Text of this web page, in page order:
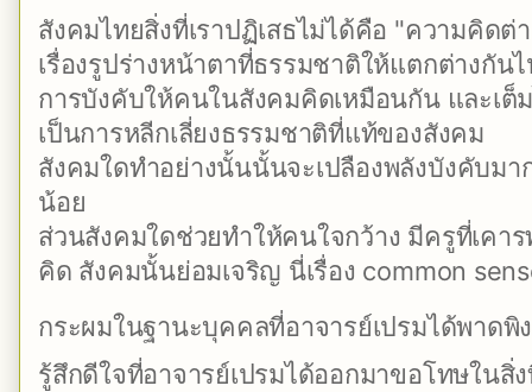
สังคมไทยสิ่งที่เราปฏิเสธไม่ได้คือ "ความคิด
เรื่องรูปร่างหน้าตาที่ธรรมชาติให้แตกต่างกัน
การบังคับให้คนในสังคมคิดเหมือนกัน และเต็
เป็นการหลีกเลี่ยงธรรมชาติที่แท้ของสังคม
สังคมใดทำอย่างนั้นนั้นจะเปลืองพลังบังคับม
น้อย
ส่วนสังคมใดช่วยทำให้คนใจกว้าง มีครูที่เคา
คิด สังคมนั้นย่อมเจริญ นี่เรื่อง common
กระผมในฐานะบุคคลที่อาจารย์เปรมได้พาดพิง
รู้สึกดีใจที่อาจารย์เปรมได้ออกมาขอโทษในสิ่